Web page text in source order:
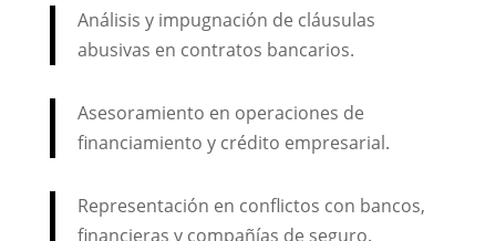
Análisis y impugnación de cláusulas
abusivas en contratos bancarios.
Asesoramiento en operaciones de
financiamiento y crédito empresarial.
Representación en conflictos con bancos,
financieras y compañías de seguro.